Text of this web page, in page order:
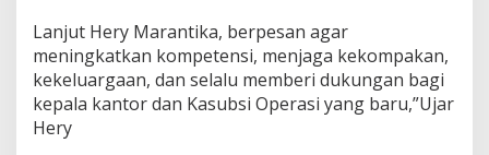
a
n
P
a
l
Lanjut Hery Marantika, berpesan agar
meningkatkan kompetensi, menjaga kekompakan,
kekeluargaan, dan selalu memberi dukungan bagi
kepala kantor dan Kasubsi Operasi yang baru,”Ujar
Hery